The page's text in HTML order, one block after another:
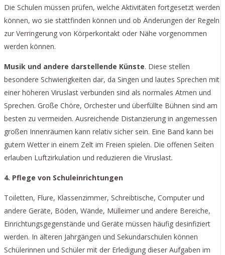
Die Schulen müssen prüfen, welche Aktivitäten fortgesetzt werden
können, wo sie stattfinden können und ob Änderungen der Regeln
zur Verringerung von Körperkontakt oder Nähe vorgenommen
werden können.
Musik und andere darstellende Künste. Diese stellen
besondere Schwierigkeiten dar, da Singen und lautes Sprechen mit
einer höheren Viruslast verbunden sind als normales Atmen und
Sprechen. Große Chöre, Orchester und überfüllte Bühnen sind am
besten zu vermeiden. Ausreichende Distanzierung in angemessen
großen Innenräumen kann relativ sicher sein. Eine Band kann bei
gutem Wetter in einem Zelt im Freien spielen. Die offenen Seiten
erlauben Luftzirkulation und reduzieren die Viruslast.
4. Pflege von Schuleinrichtungen
Toiletten, Flure, Klassenzimmer, Schreibtische, Computer und
andere Geräte, Böden, Wände, Mülleimer und andere Bereiche,
Einrichtungsgegenstände und Geräte müssen häufig desinfiziert
werden. In älteren Jahrgängen und Sekundarschulen können
Schülerinnen und Schüler mit der Erledigung dieser Aufgaben im